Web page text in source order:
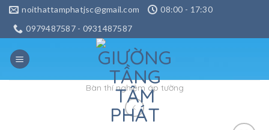
Skip
content
noithattamphatjsc@gmail.com
08:00 - 17:30
0979487587 - 0931487587
Bàn thí nghiệm áp tường